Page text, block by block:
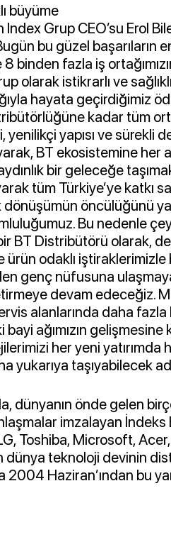
büyüme
Grup CEO’su Erol
bu güzel başarıların
8 binden fazla iş
olarak istikrarlı ve
hayata geçirdiğimiz
kadar tüm
yenilikçi yapısı ve sürekli
BT ekosistemine her
bir geleceğe
tüm Türkiye’ye katkı
öncülüğünü
Bu nedenle
BT Distribütörü olarak,
ürün odaklı
genç nüfusuna
devam edeceğiz.
alanlarında daha
bayi ağımızın
her yeni yatırımda
yukarıya taşıyabilecek
dünyanın önde gelen
imzalayan İndeks
Toshiba, Microsoft,
dünya teknoloji devinin
2004 Haziran’ından bu